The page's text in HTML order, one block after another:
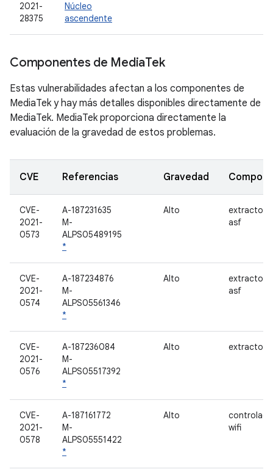
2021-
28375
Núcleo
ascendente
Componentes de MediaTek
Estas vulnerabilidades afectan a los componentes de
MediaTek y hay más detalles disponibles directamente de
MediaTek. MediaTek proporciona directamente la
evaluación de la gravedad de estos problemas.
CVE Referencias Gravedad
CVE-
2021-
0573
A-187231635
M-
ALPS05489195
*
Alto
extractor
asf
CVE-
2021-
0574
A-187234876
M-
ALPS05561346
*
Alto
extractor
asf
CVE-
2021-
0576
A-187236084
M-
ALPS05517392
*
Alto extractor
CVE-
2021-
0578
A-187161772
M-
ALPS05551422
*
Alto
wifi